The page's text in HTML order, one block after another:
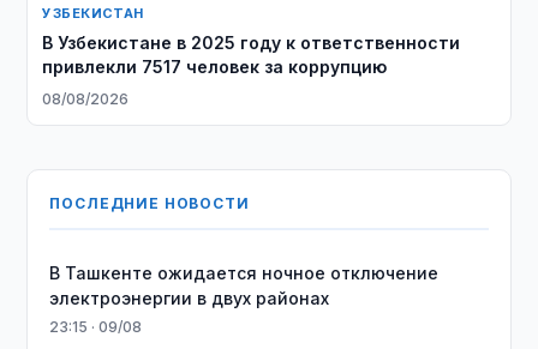
УЗБЕКИСТАН
В Узбекистане в 2025 году к ответственности
привлекли 7517 человек за коррупцию
08/08/2026
ПОСЛЕДНИЕ НОВОСТИ
В Ташкенте ожидается ночное отключение
электроэнергии в двух районах
23:15 · 09/08